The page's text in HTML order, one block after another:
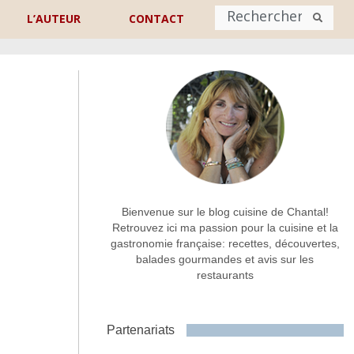
L’AUTEUR CONTACT
Nom
Commentaire ou message *
Bienvenue sur le blog cuisine de Chantal!
Retrouvez ici ma passion pour la cuisine et la
gastronomie française: recettes, découvertes,
balades gourmandes et avis sur les
restaurants
Partenariats